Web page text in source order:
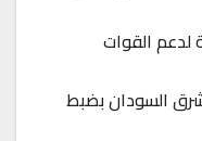
لدعم القوات
السودان بضبط